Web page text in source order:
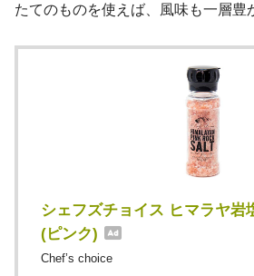
たてのものを使えば、風味も一層豊
シェフズチョイス ヒマラヤ岩
(ピンク)
Chef’s choice